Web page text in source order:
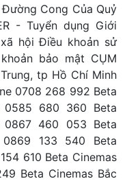
Cong Của Quỷ
- Tuyển dụng Giới
hội Điều khoản sử
bảo mật CỤM
tp Hồ Chí Minh
0708 268 992 Beta
0585 680 360 Beta
0867 460 053 Beta
0869 133 540 Beta
610 Beta Cinemas
Beta Cinemas Bắc